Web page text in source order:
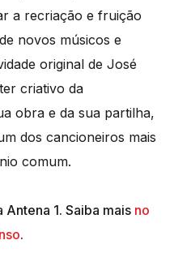
a recriação e fruição
novos músicos e
original de José
criativo da
obra e da sua partilha,
dos cancioneiros mais
comum.
1. Saiba mais no
.